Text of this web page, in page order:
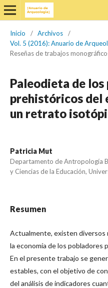
Inicio / Archivos
/
Vol. 5 (2016): Anuario de
Reseñas de trabajos
Paleodieta de los
prehistóricos del
un retrato
Patricia Mut
Departamento de Antropología
y Ciencias de la Educación,
Resumen
Actualmente, existen diversos
la economía de los pobladores
En el presente trabajo se
estables, con el objetivo de
del análisis de indicadores